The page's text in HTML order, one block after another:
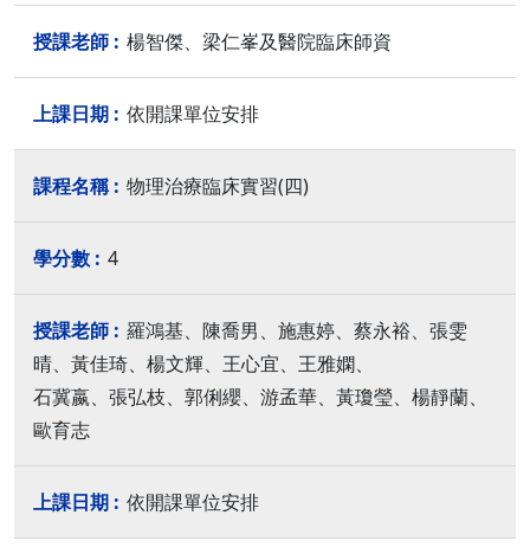
楊智傑、梁仁峯及醫院臨床師資
依開課單位安排
物理治療臨床實習(四)
4
羅鴻基、陳喬男、施惠婷、蔡永裕、張雯
晴、黃佳琦、楊文輝、王心宜、王雅嫻、
石冀嬴、張弘枝、郭俐纓、游孟華、黃瓊瑩、楊靜蘭、
歐育志
依開課單位安排